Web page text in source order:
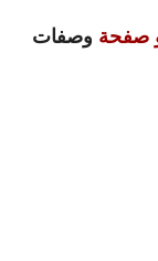
صفحة وصفات